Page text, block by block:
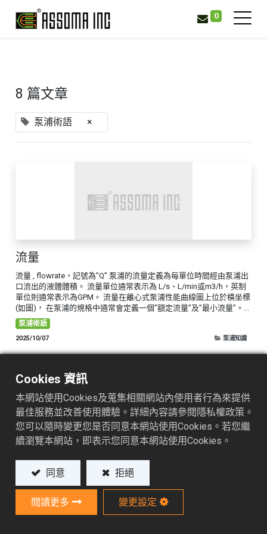
0
8 篇文章
泵浦術語 ×
流量
流量 , flowrate，記號為”Q” 泵浦的流量定義為每單位時間經由泵浦出
口流出的液體體積。 流量單位通常表示為 L/s、L/min或m3/h，英制
單位則通常表示為GPM。 流量在離心式泵浦性能曲線圖上位於橫坐標
(如圖)， 在泵浦的規格中通常會定義一個”額定流量”及”最小流量”。...
泵浦術語
2025/10/07 泵浦知識
振動與噪音
Vibration When the motor of a pump is connected to the power
supply, the motor rotates to drive the pump impeller, generating
vibration. Table 1 in ISO 15783 provides the maximum allowable
Cookies 資訊
本網站使用Cookies及蒐集相關網站內使用者行為來提供
最佳服務並改善使用體驗。詳細內容請參閱隱私權政策。
您可以隨時變更您是否同意本網站使用Cookies。若您繼
續瀏覽本網站，即表示您同意本網站使用Cookies。
同意 拒絕
閱讀更多 變更設定